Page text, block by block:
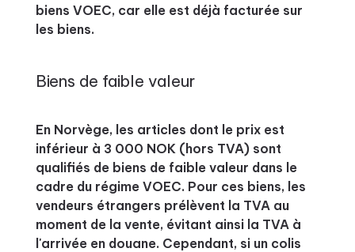
biens VOEC, car elle est déjà facturée sur
les biens.
Biens de faible valeur
En Norvège, les articles dont le prix est
inférieur à 3 000 NOK (hors TVA) sont
qualifiés de biens de faible valeur dans le
cadre du régime VOEC. Pour ces biens, les
vendeurs étrangers prélèvent la TVA au
moment de la vente, évitant ainsi la TVA à
l'arrivée en douane. Cependant, si un colis